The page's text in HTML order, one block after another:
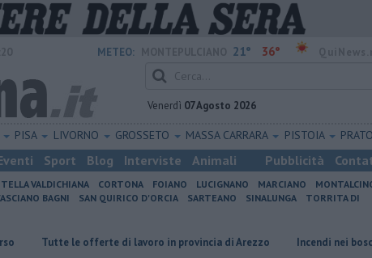
METEO: 21° 36°
Venerdì 07 Agosto 2026
PISA LIVORNO GROSSETO MASSA CARRARA PISTOIA PRATO
Sport Blog Interviste Animali Pubblicità
VALDICHIANA CORTONA FOIANO LUCIGNANO MARCIANO
BAGNI SAN QUIRICO D'ORCIA SARTEANO SINALUNGA
TORRITA DI
​Tutte le offerte di lavoro in provincia di Arezzo Incendi nei boschi,